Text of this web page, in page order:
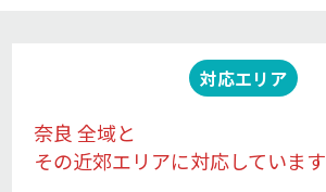
対応エリア
奈良 全域と
その近郊エリアに対応しています